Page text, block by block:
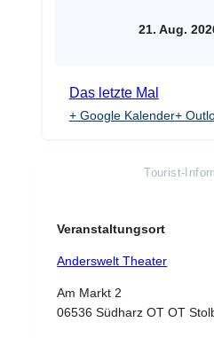
21. Aug.
Das letzte Mal
+ Google Kalender+
Tourist-
Veranstaltungsort
Anderswelt Theater
Am Markt 2
06536 Südharz OT OT